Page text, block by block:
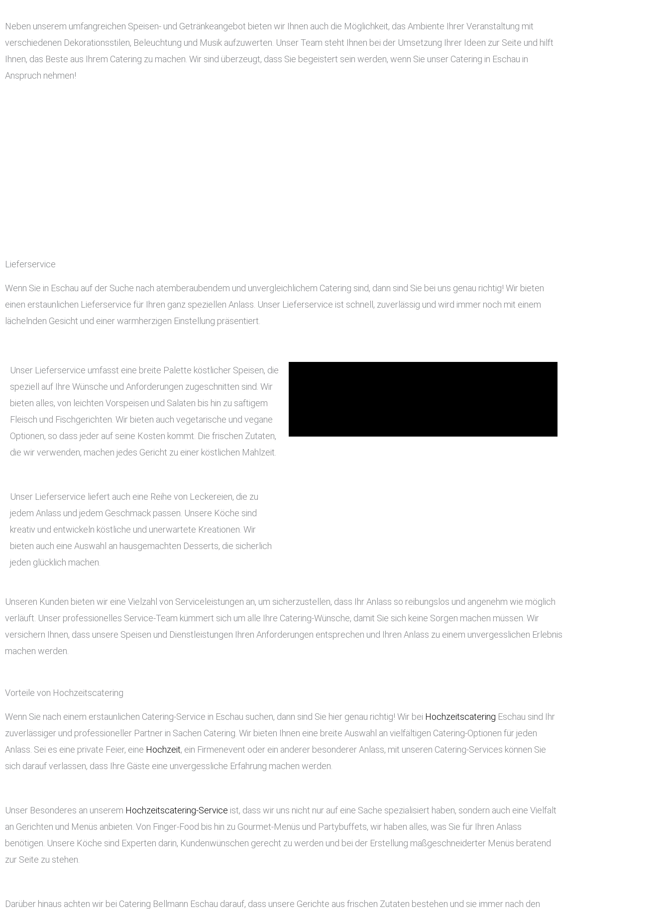
Neben unserem umfangreichen Speisen- und Getränkeangebot bieten wir Ihnen auch die Möglichkeit, das Ambiente Ihrer Veranstaltung mit
verschiedenen Dekorationsstilen, Beleuchtung und Musik aufzuwerten. Unser Team steht Ihnen bei der Umsetzung Ihrer Ideen zur Seite und hilft
Ihnen, das Beste aus Ihrem Catering zu machen. Wir sind überzeugt, dass Sie begeistert sein werden, wenn Sie unser Catering in Eschau in
Anspruch nehmen!
Lieferservice
Wenn Sie in Eschau auf der Suche nach atemberaubendem und unvergleichlichem Catering sind, dann sind Sie bei uns genau richtig! Wir bieten
einen erstaunlichen Lieferservice für Ihren ganz speziellen Anlass. Unser Lieferservice ist schnell, zuverlässig und wird immer noch mit einem
lächelnden Gesicht und einer warmherzigen Einstellung präsentiert.
Unser Lieferservice umfasst eine breite Palette köstlicher Speisen, die
speziell auf Ihre Wünsche und Anforderungen zugeschnitten sind. Wir
bieten alles, von leichten Vorspeisen und Salaten bis hin zu saftigem
Fleisch und Fischgerichten. Wir bieten auch vegetarische und vegane
Optionen, so dass jeder auf seine Kosten kommt. Die frischen Zutaten,
die wir verwenden, machen jedes Gericht zu einer köstlichen Mahlzeit.
Unser Lieferservice liefert auch eine Reihe von Leckereien, die zu
jedem Anlass und jedem Geschmack passen. Unsere Köche sind
kreativ und entwickeln köstliche und unerwartete Kreationen. Wir
bieten auch eine Auswahl an hausgemachten Desserts, die sicherlich
jeden glücklich machen.
Unseren Kunden bieten wir eine Vielzahl von Serviceleistungen an, um sicherzustellen, dass Ihr Anlass so reibungslos und angenehm wie möglich
verläuft. Unser professionelles Service-Team kümmert sich um alle Ihre Catering-Wünsche, damit Sie sich keine Sorgen machen müssen. Wir
versichern Ihnen, dass unsere Speisen und Dienstleistungen Ihren Anforderungen entsprechen und Ihren Anlass zu einem unvergesslichen Erlebnis
machen werden.
Vorteile von Hochzeitscatering
Wenn Sie nach einem erstaunlichen Catering-Service in Eschau suchen, dann sind Sie hier genau richtig! Wir bei Hochzeitscatering Eschau sind Ihr
zuverlässiger und professioneller Partner in Sachen Catering. Wir bieten Ihnen eine breite Auswahl an vielfältigen Catering-Optionen für jeden
Anlass. Sei es eine private Feier, eine Hochzeit, ein Firmenevent oder ein anderer besonderer Anlass, mit unseren Catering-Services können Sie
sich darauf verlassen, dass Ihre Gäste eine unvergessliche Erfahrung machen werden.
Unser Besonderes an unserem Hochzeitscatering-Service ist, dass wir uns nicht nur auf eine Sache spezialisiert haben, sondern auch eine Vielfalt
an Gerichten und Menüs anbieten. Von Finger-Food bis hin zu Gourmet-Menüs und Partybuffets, wir haben alles, was Sie für Ihren Anlass
benötigen. Unsere Köche sind Experten darin, Kundenwünschen gerecht zu werden und bei der Erstellung maßgeschneiderter Menüs beratend
zur Seite zu stehen.
Darüber hinaus achten wir bei Catering Bellmann Eschau darauf, dass unsere Gerichte aus frischen Zutaten bestehen und sie immer nach den